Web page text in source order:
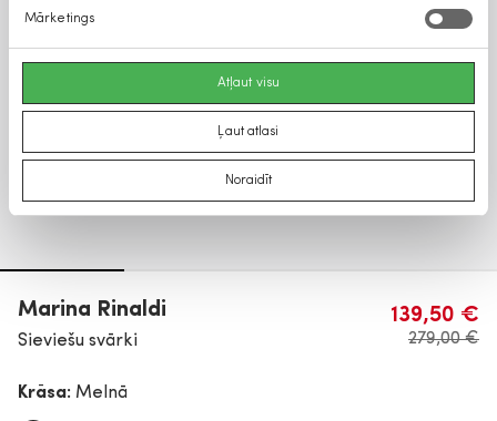
Mārketings
Atļaut visu
Ļaut atlasi
Noraidīt
Marina Rinaldi
Sieviešu svārki
139,50 €
279,00 €
Krāsa: Melnā